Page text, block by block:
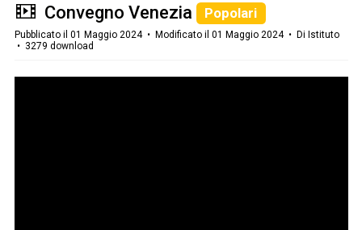
v
i
d
e
Convegno Venezia Popolari
Pubblicato il 01 Maggio 2024 Modificato il 01 Maggio 2024 Di Istituto
3279 download